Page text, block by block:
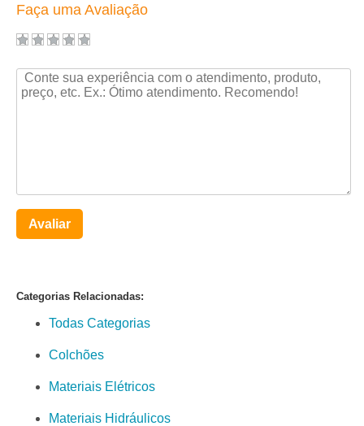
Faça uma Avaliação
Avaliar
Categorias Relacionadas:
Todas Categorias
Colchões
Materiais Elétricos
Materiais Hidráulicos